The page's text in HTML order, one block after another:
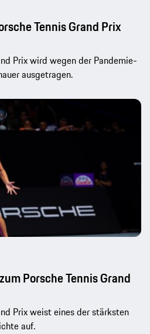
Tennis Grand Prix
Prix wird wegen der Pandemie-
ausgetragen.
Porsche Tennis Grand
Prix weist eines der stärksten
auf.